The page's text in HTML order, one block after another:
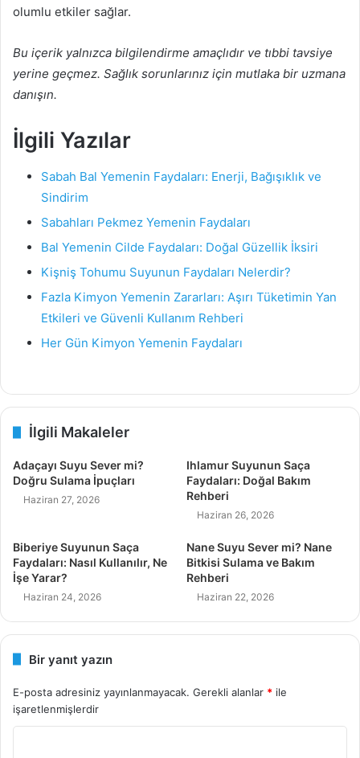
olumlu etkiler sağlar.
Bu içerik yalnızca bilgilendirme amaçlıdır ve tıbbi tavsiye
yerine geçmez. Sağlık sorunlarınız için mutlaka bir uzmana
danışın.
İlgili Yazılar
Sabah Bal Yemenin Faydaları: Enerji, Bağışıklık ve
Sindirim
Sabahları Pekmez Yemenin Faydaları
Bal Yemenin Cilde Faydaları: Doğal Güzellik İksiri
Kişniş Tohumu Suyunun Faydaları Nelerdir?
Fazla Kimyon Yemenin Zararları: Aşırı Tüketimin Yan
Etkileri ve Güvenli Kullanım Rehberi
Her Gün Kimyon Yemenin Faydaları
İlgili Makaleler
Adaçayı Suyu Sever mi?
Doğru Sulama İpuçları
Haziran 27, 2026
Ihlamur Suyunun Saça
Faydaları: Doğal Bakım
Rehberi
Haziran 26, 2026
Biberiye Suyunun Saça
Faydaları: Nasıl Kullanılır, Ne
İşe Yarar?
Haziran 24, 2026
Nane Suyu Sever mi? Nane
Bitkisi Sulama ve Bakım
Rehberi
Haziran 22, 2026
Bir yanıt yazın
E-posta adresiniz yayınlanmayacak. Gerekli alanlar * ile
işaretlenmişlerdir